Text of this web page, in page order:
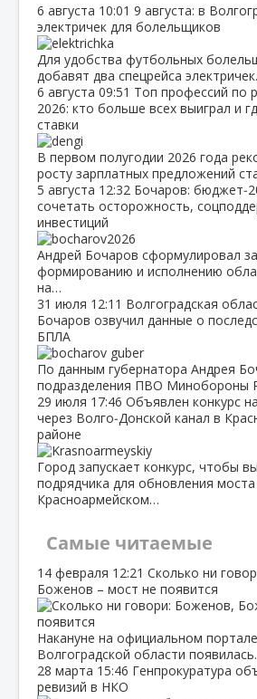
6 августа 10:01 9 августа: в
электричек для болельщиков
Для удобства футбольных
добавят два спецрейса электричек.
6 августа 09:51 Топ профессий по
2026: кто больше всех выиграл и
ставки
В первом полугодии 2026 года
росту зарплатных предложений
5 августа 12:32 Бочаров:
сочетать осторожность,
инвестиций
Андрей Бочаров сформулировал
формированию и исполнению
на…
31 июля 12:11 Волгоградская
Бочаров озвучил данные о
БПЛА
По данным губернатора Андрея
подразделения ПВО Минобороны
29 июля 17:46 Объявлен конкурс
через Волго‑Донской канал в
районе
Город запускает конкурс, чтобы
подрядчика для обновления моста
Красноармейском…
Самые читаемые
14 февраля 12:21 Сколько ни
Боженов – мост не появится
Накануне на официальном
Волгоградской области
28 марта 15:46 Генпрокуратура
ревизий в НКО